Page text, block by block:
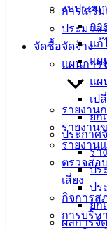
การเสริ
ประมวล
จัดซื้อจัดจ้าง
แผนการ
แผ
เป
ยก
ประกาศ
ร่า
ปร
ปร
ยก
ผลการจั
งบประม
กา
แก้
แผ
รายงาน
รายงาน
รายงาน
ตรวจสอ
เสี่ยง
กิจการส
การบริห
นายก
ประวัติ
เทศบาล
ผู้บริหาร
ส่วน
ราชการ
สภา
เทศบาล
สงวนลิขสิทธิ์ ©
angsilacity.go.th |